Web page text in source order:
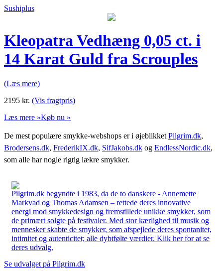
Sushiplus
Kleopatra Vedhæng 0,05 ct. i
14 Karat Guld fra Scrouples
(Læs mere)
2195 kr. (Vis fragtpris)
Læs mere »Køb nu »
De mest populære smykke-webshops er i øjeblikket Pilgrim.dk,
Brodersens.dk, FrederikIX.dk, SifJakobs.dk og EndlessNordic.dk,
som alle har nogle rigtig lækre smykker.
Pilgrim.dk begyndte i 1983, da de to danskere - Annemette
Markvad og Thomas Adamsen – rettede deres innovative
energi mod smykkedesign og fremstillede unikke smykker, som
de primært solgte på festivaler. Med stor kærlighed til musik og
mennesker skabte de smykker, som afspejlede deres spontanitet,
intimitet og autenticitet; alle dybtfølte værdier. Klik her for at se
deres udvalg.
Se udvalget på Pilgrim.dk